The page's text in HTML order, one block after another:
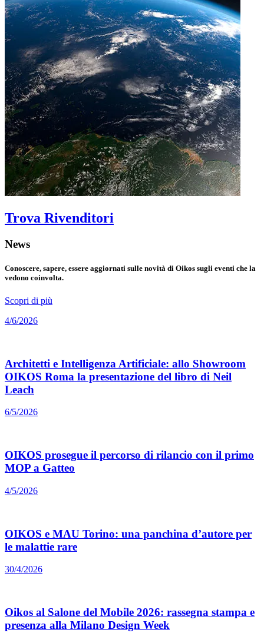
Trova Rivenditori
News
Conoscere, sapere, essere aggiornati sulle novità di Oikos sugli eventi che la
vedono coinvolta.
Scopri di più
4/6/2026
Architetti e Intelligenza Artificiale: allo Showroom
OIKOS Roma la presentazione del libro di Neil
Leach
6/5/2026
OIKOS prosegue il percorso di rilancio con il primo
MOP a Gatteo
4/5/2026
OIKOS e MAU Torino: una panchina d’autore per
le malattie rare
30/4/2026
Oikos al Salone del Mobile 2026: rassegna stampa e
presenza alla Milano Design Week